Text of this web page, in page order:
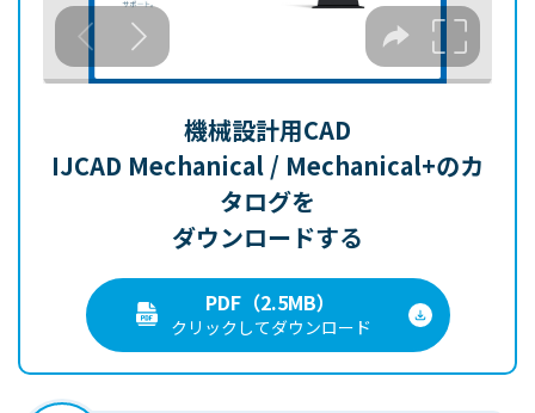
機械設計用CAD
IJCAD Mechanical / Mechanical+のカ
タログを
ダウンロードする
PDF（2.5MB）
クリックしてダウンロード